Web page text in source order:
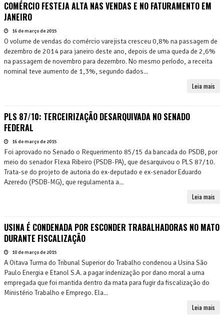
COMÉRCIO FESTEJA ALTA NAS VENDAS E NO FATURAMENTO EM
JANEIRO
16 de março de 2015
O volume de vendas do comércio varejista cresceu 0,8% na passagem de
dezembro de 2014 para janeiro deste ano, depois de uma queda de 2,6%
na passagem de novembro para dezembro. No mesmo período, a receita
nominal teve aumento de 1,3%, segundo dados...
Leia mais
PLS 87/10: TERCEIRIZAÇÃO DESARQUIVADA NO SENADO
FEDERAL
16 de março de 2015
Foi aprovado no Senado o Requerimento 85/15 da bancada do PSDB, por
meio do senador Flexa Ribeiro (PSDB-PA), que desarquivou o PLS 87/10.
Trata-se do projeto de autoria do ex-deputado e ex-senador Eduardo
Azeredo (PSDB-MG), que regulamenta a...
Leia mais
USINA É CONDENADA POR ESCONDER TRABALHADORAS NO MATO
DURANTE FISCALIZAÇÃO
10 de março de 2015
A Oitava Turma do Tribunal Superior do Trabalho condenou a Usina São
Paulo Energia e Etanol S.A. a pagar indenização por dano moral a uma
empregada que foi mantida dentro da mata para fugir da fiscalização do
Ministério Trabalho e Emprego. Ela...
Leia mais